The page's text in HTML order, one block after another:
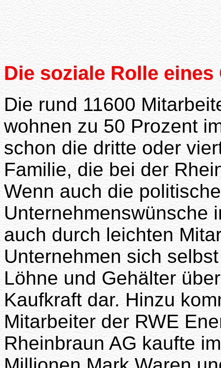
Die soziale Rolle
Die rund 11600
wohnen zu 50 Prozent
schon die dritte oder
Familie, die bei der
Wenn auch die
Unternehmenswünsche
auch durch leichten
Unternehmen sich
Löhne und Gehälter
Kaufkraft dar. Hinzu
Mitarbeiter der RWE
Rheinbraun AG kaufte